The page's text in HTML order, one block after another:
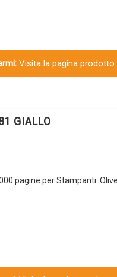
Visita la pagina
GIALLO
pagine per Stampanti: